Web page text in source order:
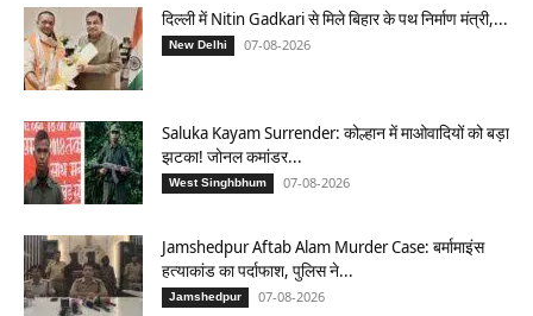
दिल्ली में Nitin Gadkari से मिले बिहार के पथ निर्माण मंत्री,...
New Delhi 07-08-2026
Saluka Kayam Surrender: कोल्हान में माओवादियों को बड़ा
झटका! जोनल कमांडर...
West Singhbhum 07-08-2026
Jamshedpur Aftab Alam Murder Case: बर्मामाइंस
हत्याकांड का पर्दाफाश, पुलिस ने...
Jamshedpur 07-08-2026